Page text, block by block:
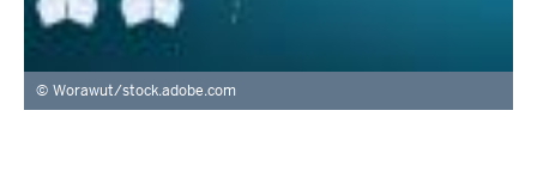
Worawut/stock.adobe.com